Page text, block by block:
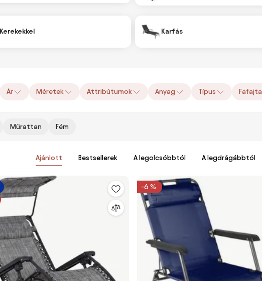
Kerekekkel Karfás
Ár Méretek Attribútumok Anyag Típus Fafajta
Műrattan Fém
Ajánlott Bestsellerek A legolcsóbbtól A legdrágábbtól
-6 %